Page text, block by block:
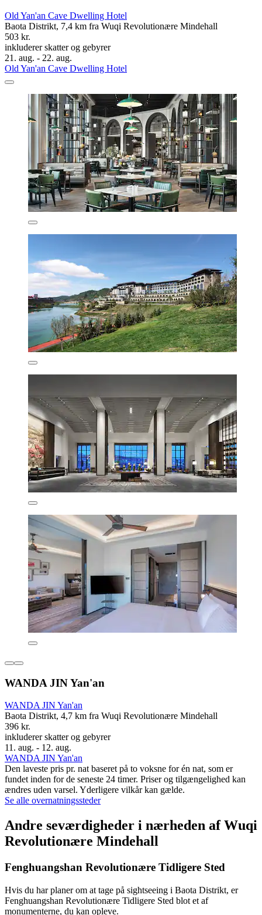
Old Yan'an Cave Dwelling Hotel
Baota Distrikt, 7,4 km fra Wuqi Revolutionære Mindehall
503 kr.
inkluderer skatter og gebyrer
21. aug. - 22. aug.
Old Yan'an Cave Dwelling Hotel
WANDA JIN Yan'an
WANDA JIN Yan'an
Baota Distrikt, 4,7 km fra Wuqi Revolutionære Mindehall
396 kr.
inkluderer skatter og gebyrer
11. aug. - 12. aug.
WANDA JIN Yan'an
Den laveste pris pr. nat baseret på to voksne for én nat, som er
fundet inden for de seneste 24 timer. Priser og tilgængelighed kan
ændres uden varsel. Yderligere vilkår kan gælde.
Se alle overnatningssteder
Andre seværdigheder i nærheden af Wuqi
Revolutionære Mindehall
Fenghuangshan Revolutionære Tidligere Sted
Hvis du har planer om at tage på sightseeing i Baota Distrikt, er
Fenghuangshan Revolutionære Tidligere Sted blot et af
monumenterne, du kan opleve.